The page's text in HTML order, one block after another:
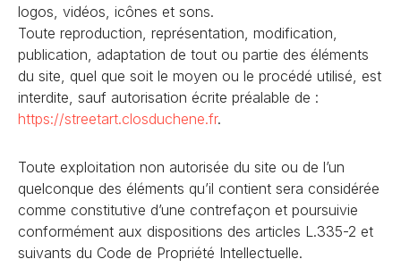
logos, vidéos, icônes et sons.
Toute reproduction, représentation, modification,
publication, adaptation de tout ou partie des éléments
du site, quel que soit le moyen ou le procédé utilisé, est
interdite, sauf autorisation écrite préalable de :
https://streetart.closduchene.fr.
Toute exploitation non autorisée du site ou de l’un
quelconque des éléments qu’il contient sera considérée
comme constitutive d’une contrefaçon et poursuivie
conformément aux dispositions des articles L.335-2 et
suivants du Code de Propriété Intellectuelle.